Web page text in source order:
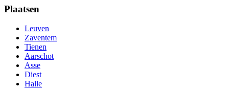
Plaatsen
Leuven
Zaventem
Tienen
Aarschot
Asse
Diest
Halle